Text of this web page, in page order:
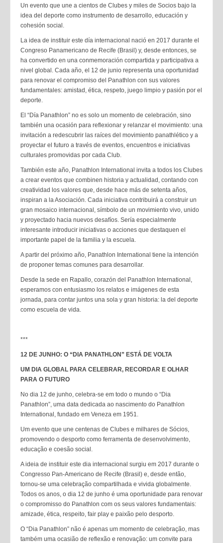
Un evento que une a cientos de Clubes y miles de Socios bajo la
idea del deporte como instrumento de desarrollo, educación y
cohesión social.
La idea de instituir este día internacional nació en 2017 durante el
Congreso Panamericano de Recife (Brasil) y, desde entonces, se
ha convertido en una conmemoración compartida y participativa a
nivel global. Cada año, el 12 de junio representa una oportunidad
para renovar el compromiso del Panathlon con sus valores
fundamentales: amistad, ética, respeto, juego limpio y pasión por el
deporte.
El “Día Panathlon” no es solo un momento de celebración, sino
también una ocasión para reflexionar y relanzar el movimiento: una
invitación a redescubrir las raíces del movimiento panathlético y a
proyectar el futuro a través de eventos, encuentros e iniciativas
culturales promovidas por cada Club.
También este año, Panathlon International invita a todos los Clubes
a crear eventos que combinen historia y actualidad, contando con
creatividad los valores que, desde hace más de setenta años,
inspiran a la Asociación. Cada iniciativa contribuirá a construir un
gran mosaico internacional, símbolo de un movimiento vivo, unido
y proyectado hacia nuevos desafíos. Sería especialmente
interesante introducir iniciativas o acciones que destaquen el
importante papel de la familia y la escuela.
A partir del próximo año, Panathlon International tiene la intención
de proponer temas comunes para desarrollar.
Desde la sede en Rapallo, corazón del Panathlon International,
esperamos con entusiasmo los relatos e imágenes de esta
jornada, para contar juntos una sola y gran historia: la del deporte
como escuela de vida.
***
12 DE JUNHO: O “DIA PANATHLON” ESTÁ DE VOLTA
UM DIA GLOBAL PARA CELEBRAR, RECORDAR E OLHAR
PARA O FUTURO
No dia 12 de junho, celebra-se em todo o mundo o “Dia
Panathlon”, uma data dedicada ao nascimento do Panathlon
International, fundado em Veneza em 1951.
Um evento que une centenas de Clubes e milhares de Sócios,
promovendo o desporto como ferramenta de desenvolvimento,
educação e coesão social.
A ideia de instituir este dia internacional surgiu em 2017 durante o
Congresso Pan-Americano de Recife (Brasil) e, desde então,
tornou-se uma celebração compartilhada e vivida globalmente.
Todos os anos, o dia 12 de junho é uma oportunidade para renovar
o compromisso do Panathlon com os seus valores fundamentais:
amizade, ética, respeito, fair play e paixão pelo desporto.
O “Dia Panathlon” não é apenas um momento de celebração, mas
também uma ocasião de reflexão e renovação: um convite para